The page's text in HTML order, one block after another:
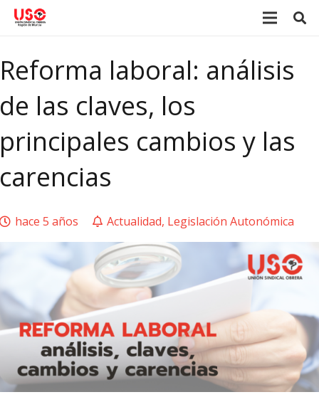
Reforma laboral: análisis
de las claves, los
principales cambios y las
carencias
hace 5 años Actualidad, Legislación Autonómica